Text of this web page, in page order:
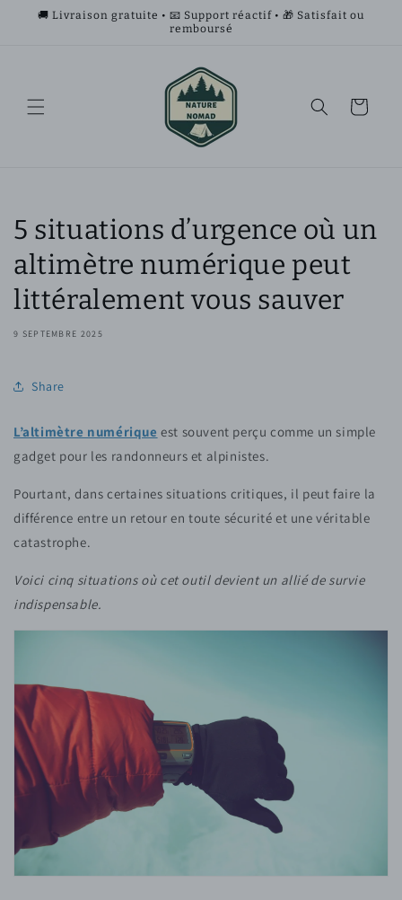
passer
🚚 Livraison gratuite • 📧 Support réactif • 🎁 Satisfait ou
remboursé
Panier
5 situations d’urgence où un
altimètre numérique peut
littéralement vous sauver
9 SEPTEMBRE 2025
Share
L’altimètre numérique est souvent perçu comme un simple
gadget pour les randonneurs et alpinistes.
Pourtant, dans certaines situations critiques, il peut faire la
différence entre un retour en toute sécurité et une véritable
catastrophe.
Voici cinq situations où cet outil devient un allié de survie
indispensable.